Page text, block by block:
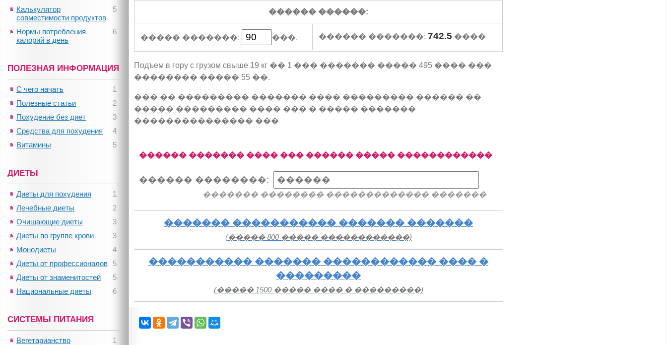
������ ������:
����� �������: ���. ������ �������: 742.5 ����
Подъем в гору с грузом свыше 19 кг �� 1 ��� ������� ����� 495 ���� ���
�������� ����� 55 ��.
��� �� ��������� ������� ���� ��������� ������ ��
����� ��������� ���� ��� � ����� �������
��������������� ���
������ ������� ���� ��� ������ ����� ������������
������ ��������:
������� �������� ������������� �������
������� ����������� ������� �������
(����� 800 ����� ������������)
����������� ������� ������������ ���� �
���������
(����� 1500 ����� ���� � ���������)
5
Калькулятор
совместимости продуктов
6
Нормы потребления
калорий в день
ПОЛЕЗНАЯ ИНФОРМАЦИЯ
1
С чего начать
2
Полезные статьи
3
Похудение без диет
4
Средства для похудения
5
Витамины
ДИЕТЫ
1
Диеты для похудения
2
Лечебные диеты
3
Очищающие диеты
3
Диеты по группе крови
4
Монодиеты
5
Диеты от профессионалов
5
Диеты от знаменитостей
6
Национальные диеты
СИСТЕМЫ ПИТАНИЯ
1
Вегетарианство